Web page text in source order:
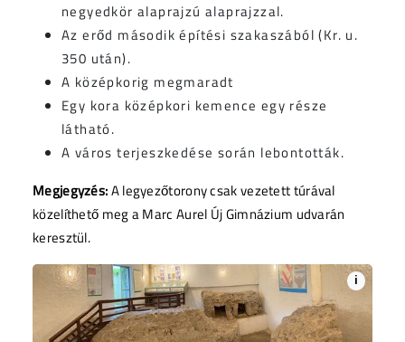
i
negyedkör alaprajzú alaprajzzal.
Az erőd második építési szakaszából (Kr. u.
350 után).
A középkorig megmaradt
Egy kora középkori kemence egy része
látható.
A város terjeszkedése során lebontották.
Megjegyzés:A legyezőtorony csak vezetett túrával
közelíthető meg a Marc Aurel Új Gimnázium udvarán
keresztül.